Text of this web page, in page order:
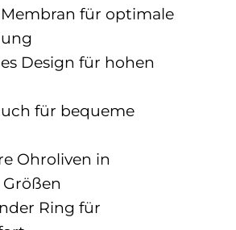
für optimale
Design für hohen
für bequeme
Ohroliven in
Ring für